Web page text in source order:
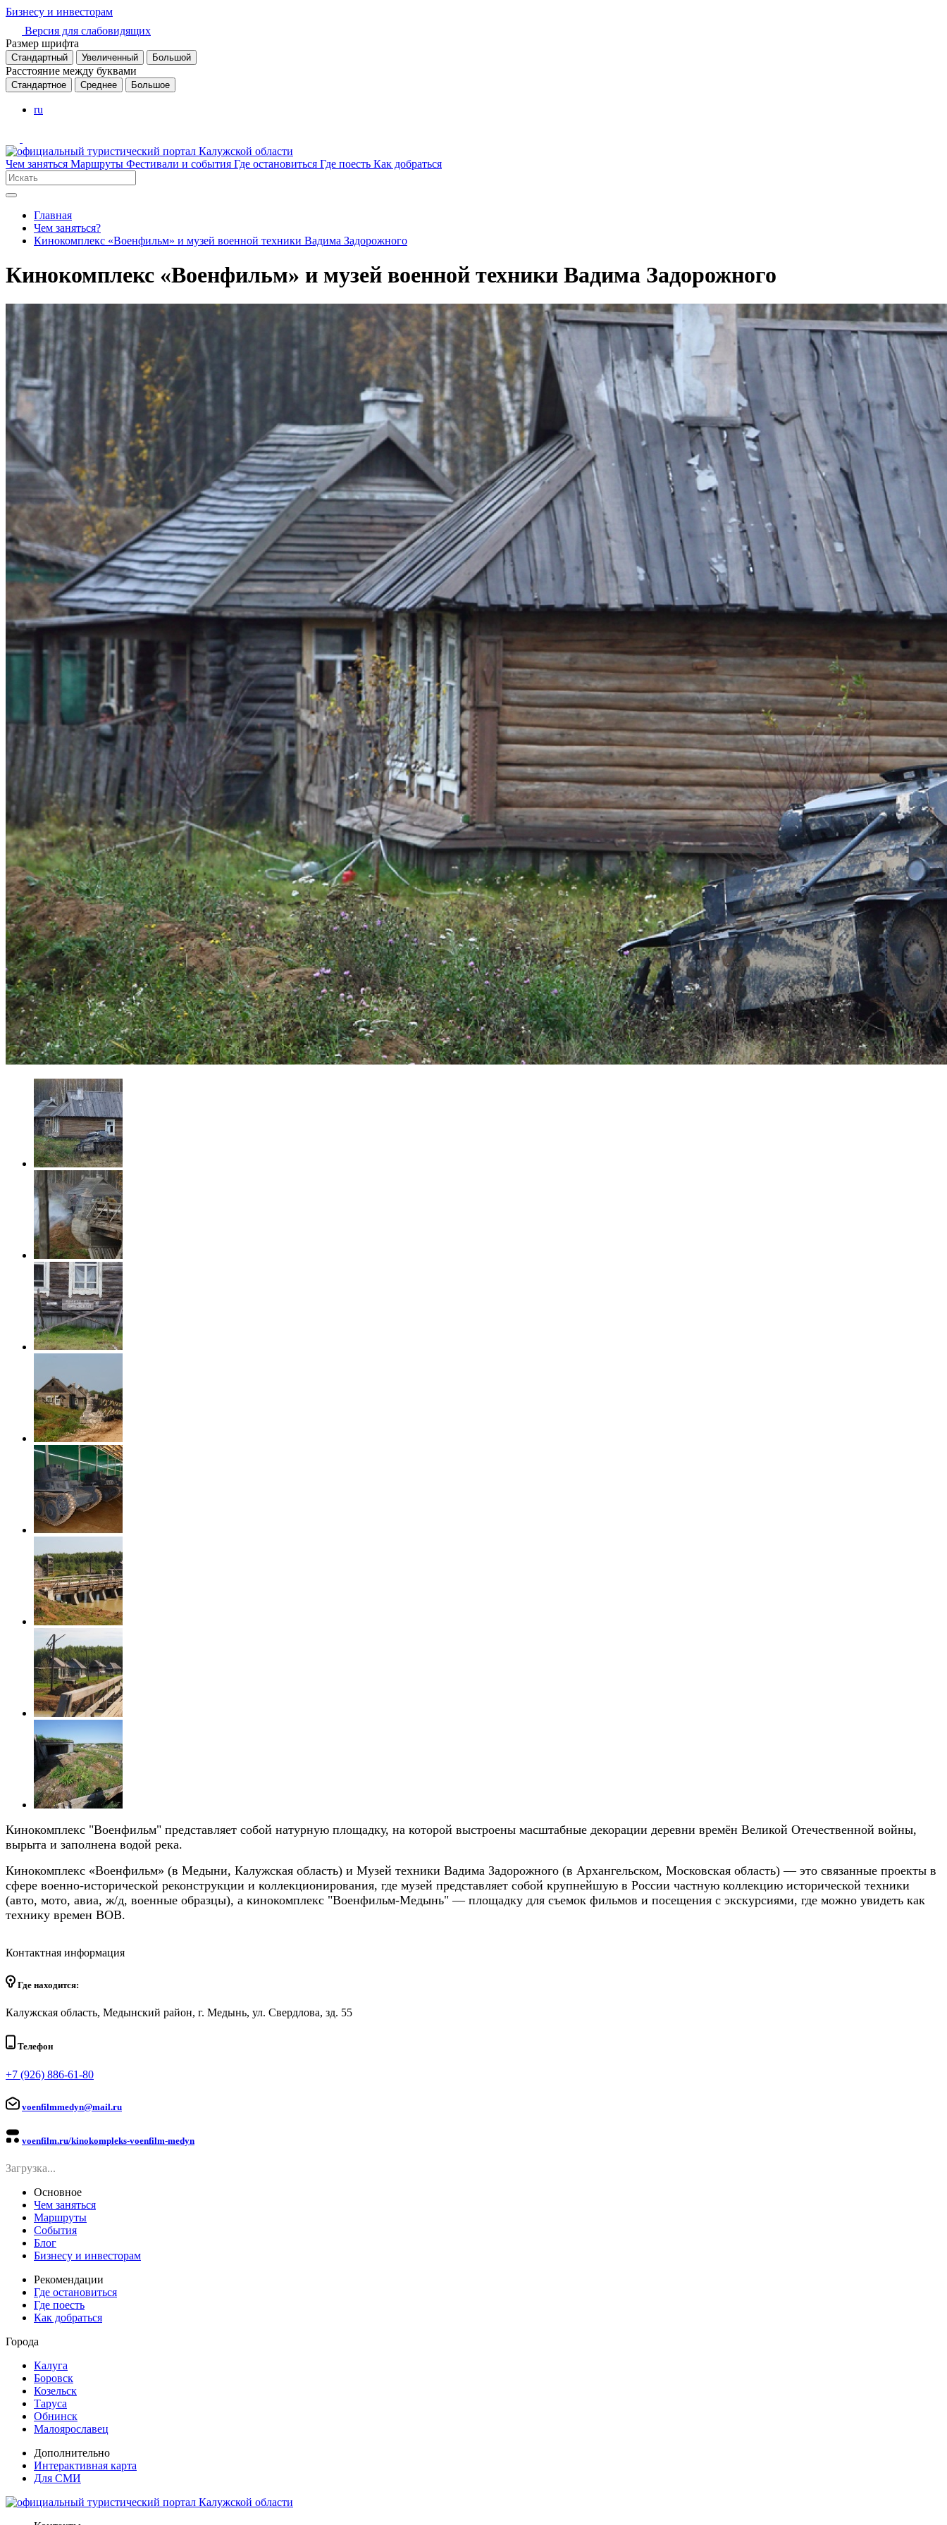
Бизнесу и инвесторам
Версия для слабовидящих
Размер шрифта
Стандартный Увеличенный Большой
Расстояние между буквами
Стандартное Среднее Большое
ru
Чем заняться Маршруты Фестивали и события Где остановиться Где поесть Как добраться
Главная
Чем заняться?
Кинокомплекс «Военфильм» и музей военной техники Вадима Задорожного
Кинокомплекс «Военфильм» и музей военной техники Вадима Задорожного
Кинокомплекс "Военфильм" представляет собой натурную площадку, на которой выстроены масштабные декорации деревни времён Великой Отечественной войны,
вырыта и заполнена водой река.
Кинокомплекс «Военфильм» (в Медыни, Калужская область) и Музей техники Вадима Задорожного (в Архангельском, Московская область) — это связанные проекты в
сфере военно-исторической реконструкции и коллекционирования, где музей представляет собой крупнейшую в России частную коллекцию исторической техники
(авто, мото, авиа, ж/д, военные образцы), а кинокомплекс "Военфильм-Медынь" — площадку для съемок фильмов и посещения с экскурсиями, где можно увидеть как
технику времен ВОВ.
Контактная информация
Где находится:
Калужская область, Медынский район, г. Медынь, ул. Свердлова, зд. 55
Телефон
+7 (926) 886-61-80
voenfilmmedyn@mail.ru
voenfilm.ru/kinokompleks-voenfilm-medyn
Загрузка...
Основное
Чем заняться
Маршруты
События
Блог
Бизнесу и инвесторам
Рекомендации
Где остановиться
Где поесть
Как добраться
Города
Калуга
Боровск
Козельск
Таруса
Обнинск
Малоярославец
Дополнительно
Интерактивная карта
Для СМИ